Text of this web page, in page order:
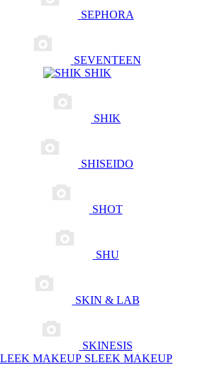
SEPHORA
SEVENTEEN
SHIK
SHIK
SHISEIDO
SHOT
SHU
SKIN & LAB
SKINESIS
SLEEK MAKEUP